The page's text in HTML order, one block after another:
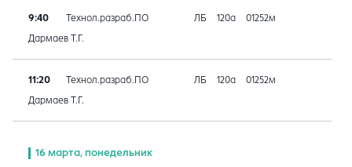
9:40 Технол.разраб.ПО ЛБ 120а 01252м
Дармаев Т.Г.
11:20 Технол.разраб.ПО ЛБ 120а 01252м
Дармаев Т.Г.
16 марта, понедельник